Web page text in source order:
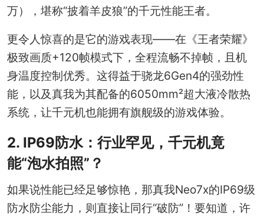
万），堪称“披着羊皮狼”的千元性能王者。
更令人惊喜的是它的游戏表现——在《王者荣耀》
极致画质+120帧模式下，全程流畅不掉帧，且机
身温度控制优秀。这得益于骁龙6Gen4的强劲性
能，以及真我为其配备的6050mm²超大液冷散热
系统，让千元机也能拥有旗舰级的游戏体验。
2. IP69防水：行业罕见，千元机竟
能“泡水拍照”？
如果说性能已经足够惊艳，那真我Neo7x的IP69级
防水防尘能力，则直接让同行“破防”！要知道，许